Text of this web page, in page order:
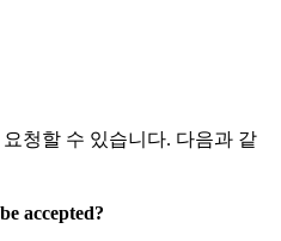
청할 수 있습니다. 다음과 같
accepted?